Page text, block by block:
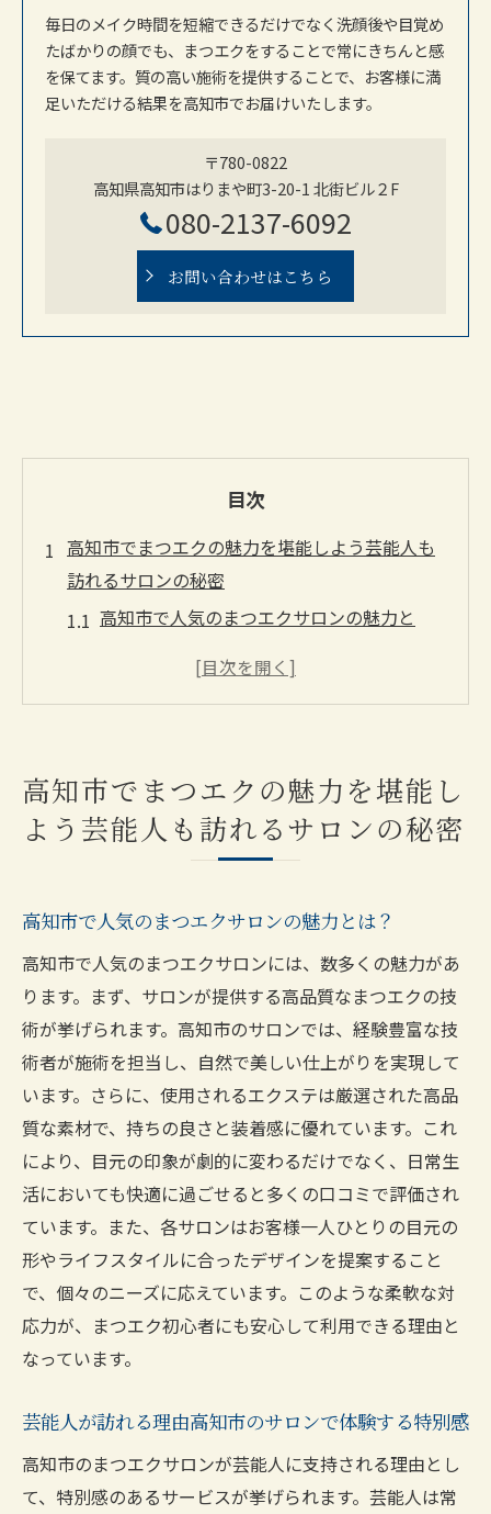
毎日のメイク時間を短縮できるだけでなく洗顔後や目覚め
たばかりの顔でも、まつエクをすることで常にきちんと感
を保てます。質の高い施術を提供することで、お客様に満
足いただける結果を高知市でお届けいたします。
〒780-0822
高知県高知市はりまや町3-20-1 北街ビル２F
080-2137-6092
お問い合わせはこちら
目次
高知市でまつエクの魅力を堪能しよう芸能人も
訪れるサロンの秘密
高知市で人気のまつエクサロンの魅力と
芸能人が訪れる理由高知市のサロンで体験
ェッショナルな施術
高知市のサロンが提供する最新のまつエク
芸能人が選ぶ高知市のサロンの特長
まつエク初心者必見高知市で人気のサロン選び
のポイント
高知市でまつエクデビューするための基礎
知識
サロンの選び方
高知市のサロンで安心してまつエクを始め
る方法
まつエク初心者におすすめの高知市のサロ
ン特集
高知市のまつエクサロンで初めて体験する
際の注意点
ド
口コミで選ぶ高知市のまつエクサロン芸能人も
納得の理由
高知市でまつエクの魅力を堪能し
よう芸能人も訪れるサロンの秘密
高知市で人気のまつエクサロンの魅力とは？
高知市で人気のまつエクサロンには、数多くの魅力があ
ります。まず、サロンが提供する高品質なまつエクの技
術が挙げられます。高知市のサロンでは、経験豊富な技
術者が施術を担当し、自然で美しい仕上がりを実現して
います。さらに、使用されるエクステは厳選された高品
質な素材で、持ちの良さと装着感に優れています。これ
により、目元の印象が劇的に変わるだけでなく、日常生
活においても快適に過ごせると多くの口コミで評価され
ています。また、各サロンはお客様一人ひとりの目元の
形やライフスタイルに合ったデザインを提案すること
で、個々のニーズに応えています。このような柔軟な対
応力が、まつエク初心者にも安心して利用できる理由と
なっています。
芸能人が訪れる理由高知市のサロンで体験する特別感
高知市のまつエクサロンが芸能人に支持される理由とし
て、特別感のあるサービスが挙げられます。芸能人は常